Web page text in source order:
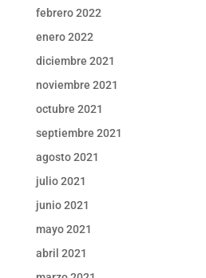
febrero 2022
enero 2022
diciembre 2021
noviembre 2021
octubre 2021
septiembre 2021
agosto 2021
julio 2021
junio 2021
mayo 2021
abril 2021